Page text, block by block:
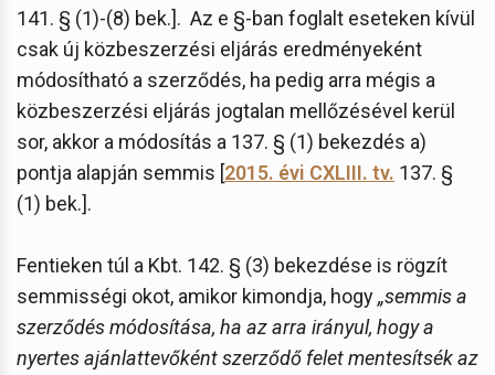
141. § (1)-(8) bek.]. Az e §-ban foglalt eseteken kívül
csak új közbeszerzési eljárás eredményeként
módosítható a szerződés, ha pedig arra mégis a
közbeszerzési eljárás jogtalan mellőzésével kerül
sor, akkor a módosítás a 137. § (1) bekezdés a)
pontja alapján semmis [2015. évi CXLIII. tv. 137. §
(1) bek.].
Fentieken túl a Kbt. 142. § (3) bekezdése is rögzít
semmisségi okot, amikor kimondja, hogy„semmis a
szerződés módosítása, ha az arra irányul, hogy a
nyertes ajánlattevőként szerződő felet mentesítsék az